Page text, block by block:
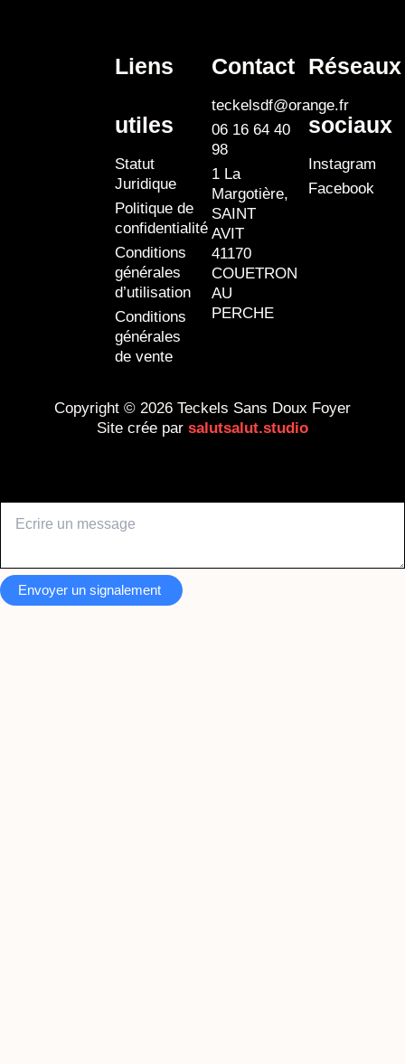
Liens
utiles
Statut
Juridique
Politique de
confidentialité
Conditions
générales
d’utilisation
Conditions
générales
de vente
Contact
teckelsdf@orange.fr
06 16 64 40
98
1 La
Margotière,
SAINT
AVIT
41170
COUETRON
AU
PERCHE
Réseaux
sociaux
Instagram
Facebook
Copyright © 2026 Teckels Sans Doux Foyer
Site crée par salutsalut.studio